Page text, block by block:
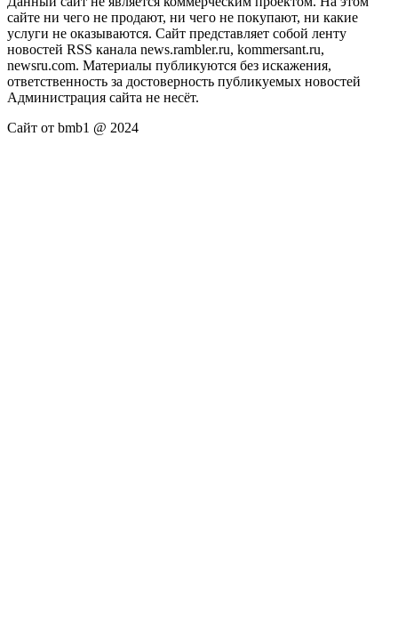
сайте ни чего не продают, ни чего не покупают, ни какие
услуги не оказываются. Сайт представляет собой ленту
новостей RSS канала news.rambler.ru, kommersant.ru,
newsru.com. Материалы публикуются без искажения,
ответственность за достоверность публикуемых новостей
Администрация сайта не несёт.
Сайт от bmb1 @ 2024